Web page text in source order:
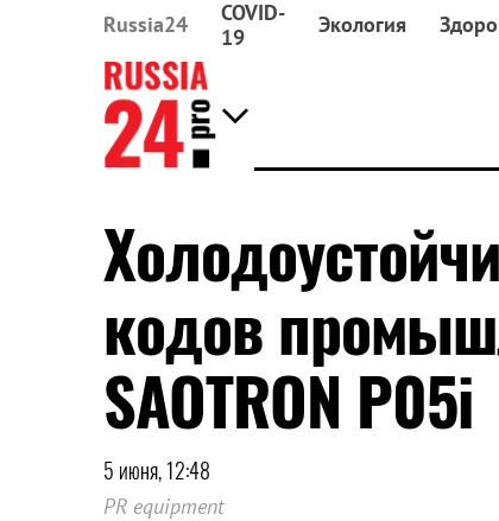
Russia24
COVID-
19
Экология
кодов
SAOTRON P05i
5 июня, 12:48
PR equipment